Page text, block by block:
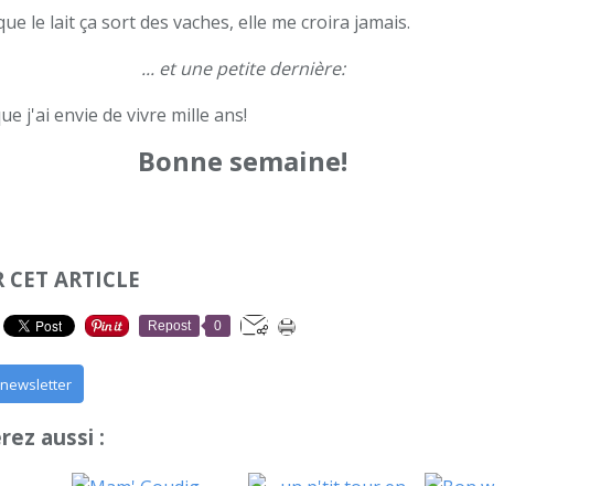
le lait ça sort des vaches, elle me croira jamais.
... et une petite dernière:
j'ai envie de vivre mille ans!
Bonne semaine!
CET ARTICLE
Repost 0
aussi :